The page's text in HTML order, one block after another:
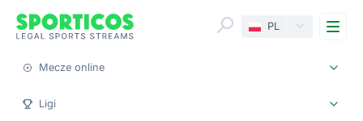
PL
Mecze online
Ligi